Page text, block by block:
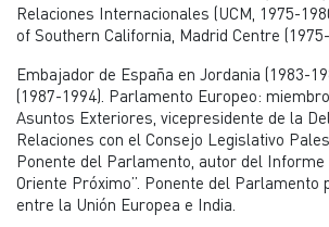
Relaciones Internacionales (UCM, 1975-
of Southern California, Madrid Centre (1975-
Embajador de España en Jordania (1983-
(1987-1994). Parlamento Europeo:
Asuntos Exteriores, vicepresidente de la
Relaciones con el Consejo Legislativo
Ponente del Parlamento, autor del Informe
Oriente Próximo”. Ponente del Parlamento
entre la Unión Europea e India.